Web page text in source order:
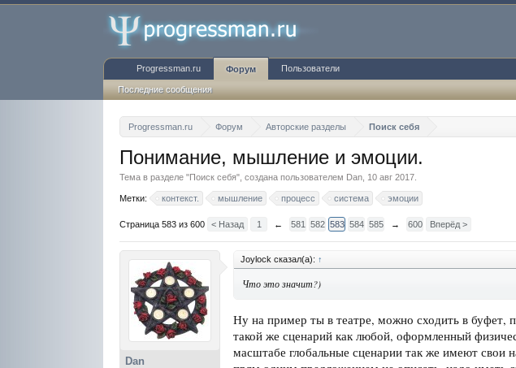
Progressman.ru Форум Авторские разделы Поиск себя
Понимание, мышление и эмоции.
Тема в разделе "Поиск себя", создана пользователем Dan 10 авг 2017
Метки: контекст. мышление процесс система эмоции
Страница 583 из 600 < Назад 1 ← 581 582 583 584 585 → 600 Вперёд >
Dan
Joylock сказал(а): ↑
Что это значит?)
Ну на пример ты в театре, можно сходить в буфет,
такой же сценарий как любой, оформленный
масштабе глобальные сценарии так же имеют свои
Progressman.ru Форум
Последние сообщения
Пользователи